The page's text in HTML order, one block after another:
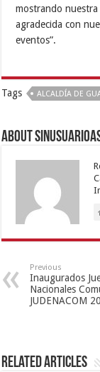
mostrando
agradecida con
eventos”.
Tags ALCALDÍA DE
About
Previous
Inaugurados
Nacionales
JUDENACOM
Related Articles